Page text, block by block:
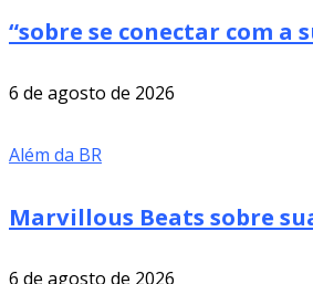
“sobre se conectar com a
6 de agosto de 2026
Além da BR
Marvillous Beats sobre
6 de agosto de 2026